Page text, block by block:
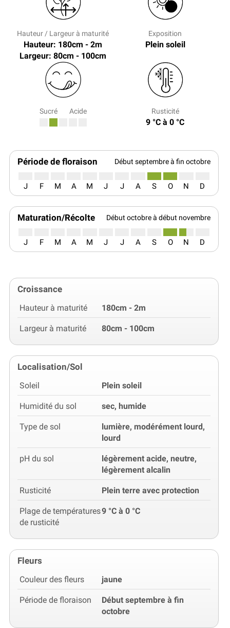
Hauteur / Largeur à maturité
Hauteur: 180cm - 2m
Largeur: 80cm - 100cm
Exposition
Plein soleil
Sucré Acide Rusticité
9 °C à 0 °C
Période de floraison Début septembre à fin octobre
J F M A M J J A S O N D
Maturation/Récolte Début octobre à début novembre
J F M A M J J A S O N D
Croissance
Hauteur à maturité 180cm - 2m
Largeur à maturité 80cm - 100cm
Localisation/Sol
Soleil Plein soleil
Humidité du sol sec, humide
Type de sol
lumière, modérément lourd,
lourd
pH du sol
légèrement acide, neutre,
légèrement alcalin
Rusticité Plein terre avec protection
Plage de températures
de rusticité
9 °C à 0 °C
Fleurs
Couleur des fleurs jaune
Période de floraison
Début septembre à fin
octobre